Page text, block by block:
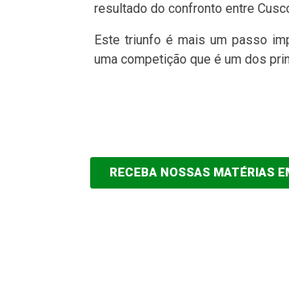
resultado do confronto entre
Este triunfo é mais um passo
uma competição que é um dos
RECEBA NOSSAS MATÉRIAS